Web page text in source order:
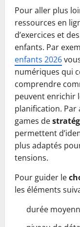
Pour aller plus
ressources en
d’exercices et
enfants. Par
enfants 2026
numériques qui
comprendre
peuvent enrichir
planification. Par
games de
permettent
plus adaptés
tensions.
Pour guider le
les éléments
durée